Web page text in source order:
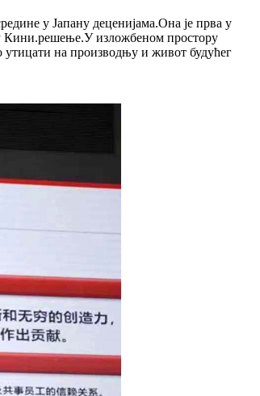
у Јапану деценијама.Она је прва у
у Кини.решење.У изложбеном простору
на производњу и живот будућег